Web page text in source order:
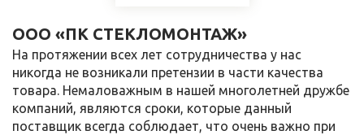
ООО «ПК СТЕКЛОМОНТАЖ»
На протяжении всех лет сотрудничества у нас
никогда не возникали претензии в части качества
товара. Немаловажным в нашей многолетней дружбе
компаний, являются сроки, которые данный
поставщик всегда соблюдает, что очень важно при